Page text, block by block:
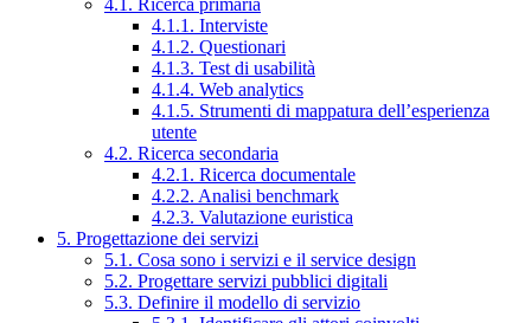
4.1. Ricerca primaria
4.1.1. Interviste
4.1.2. Questionari
4.1.3. Test di usabilità
4.1.4. Web analytics
4.1.5. Strumenti di mappatura dell’esperienza
utente
4.2. Ricerca secondaria
4.2.1. Ricerca documentale
4.2.2. Analisi benchmark
4.2.3. Valutazione euristica
5. Progettazione dei servizi
5.1. Cosa sono i servizi e il service design
5.2. Progettare servizi pubblici digitali
5.3. Definire il modello di servizio